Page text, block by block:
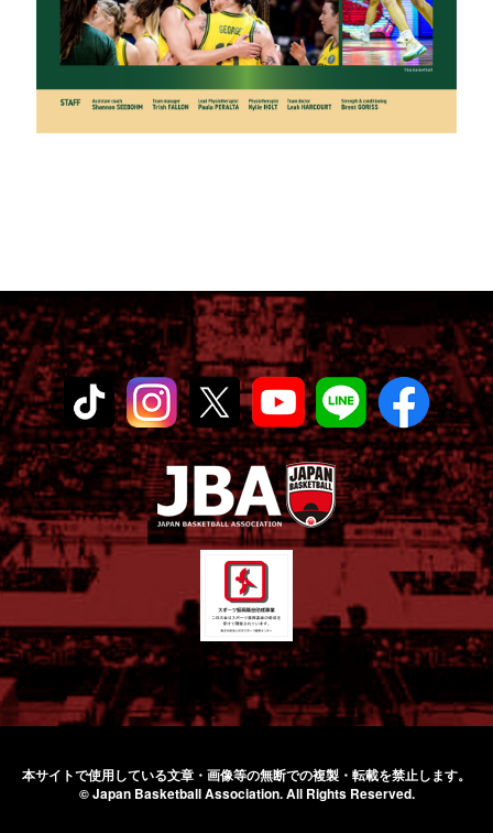
本サイトで使用している文章・画像等の無断での複製・転載を禁止します。
© Japan Basketball Association.All Rights Reserved.